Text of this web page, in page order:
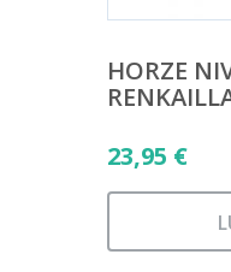
HORZE
23,95 €